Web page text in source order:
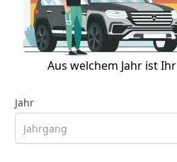
Aus welchem Jahr ist
Jahr